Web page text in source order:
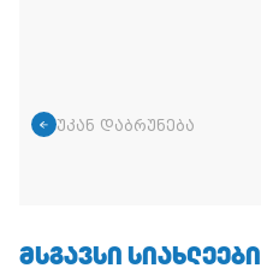
უკან დაბრუნება
ᲛᲡᲒᲐᲕᲡᲘ ᲡᲘᲐᲮᲚᲔᲔᲑᲘ